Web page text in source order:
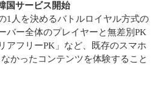
国サービス開始
1人を決めるバトルロイヤル方式の
バー全体のプレイヤーと無差別PK
アフリーPK」など、既存のスマホ
かったコンテンツを体験すること